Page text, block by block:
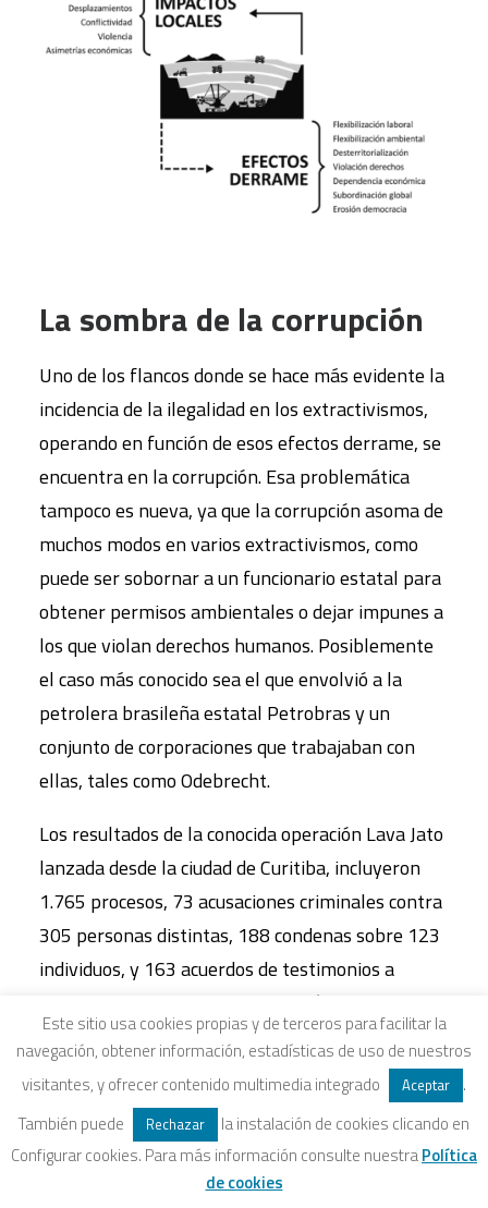
La sombra de la corrupción
Uno de los flancos donde se hace más evidente la
incidencia de la ilegalidad en los extractivismos,
operando en función de esos efectos derrame, se
encuentra en la corrupción. Esa problemática
tampoco es nueva, ya que la corrupción asoma de
muchos modos en varios extractivismos, como
puede ser sobornar a un funcionario estatal para
obtener permisos ambientales o dejar impunes a
los que violan derechos humanos. Posiblemente
el caso más conocido sea el que envolvió a la
petrolera brasileña estatal Petrobras y un
conjunto de corporaciones que trabajaban con
ellas, tales como Odebrecht.
Los resultados de la conocida operación Lava Jato
lanzada desde la ciudad de Curitiba, incluyeron
1.765 procesos, 73 acusaciones criminales contra
305 personas distintas, 188 condenas sobre 123
individuos, y 163 acuerdos de testimonios a
cambio de reducción de las penas (datos a abril de
2018). A nivel federal están en marcha 100
acusaciones, 7 acciones penales y 121 acuerdos
de testimonios premiados. La cifra estimada de
los sobornos pagados sigue elevándose, pero
podría haber alcanzado los 10.000 millones de
Este sitio usa cookies propias y de terceros para facilitar la
navegación, obtener información, estadísticas de uso de nuestros
visitantes, y ofrecer contenido multimedia integrado
Aceptar
.
También puede
Rechazar
la instalación de cookies clicando en
Configurar cookies. Para más información consulte nuestraPolítica
de cookies